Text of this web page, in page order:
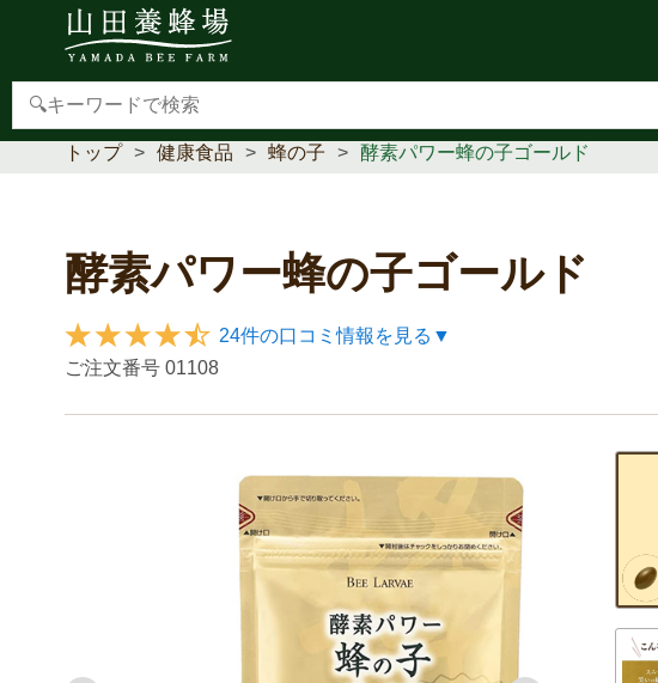
【重要】本人認証サービス(3Dセキュア2.0)導入のお知らせ
トップ 健康食品 蜂の子 酵素パワー蜂の子ゴールド
酵素パワー蜂の子ゴールド
24件の口コミ情報を見る▼
ご注文番号 01108